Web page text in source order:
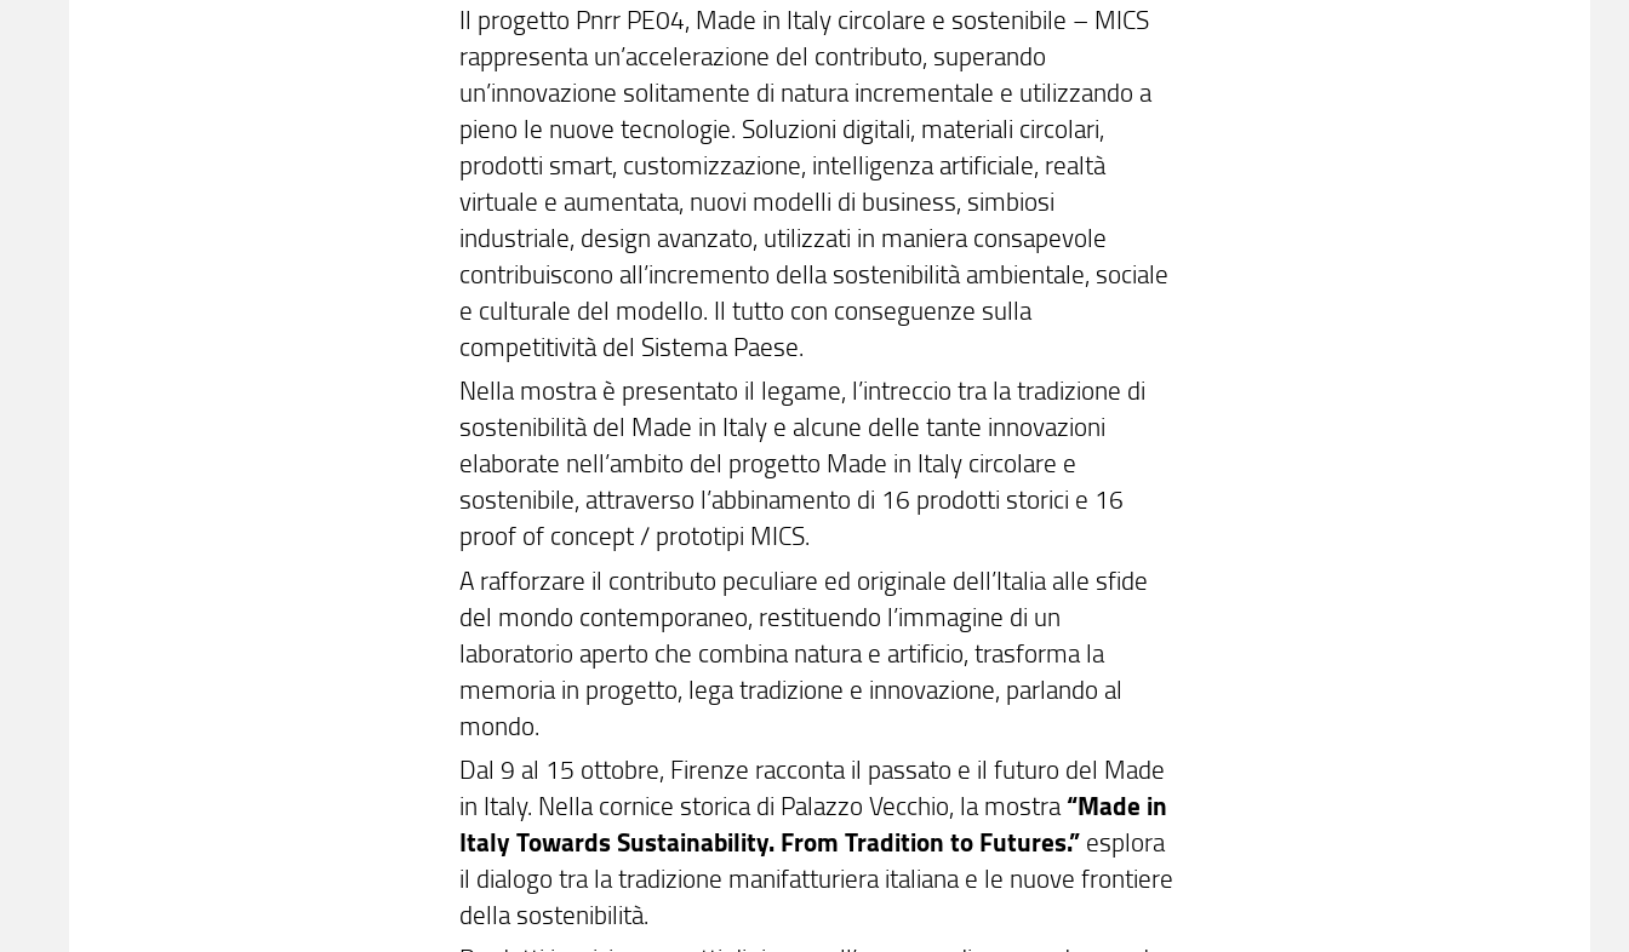
Il progetto Pnrr PE04, Made in Italy circolare e sostenibile – MICS
rappresenta un’accelerazione del contributo, superando
un’innovazione solitamente di natura incrementale e utilizzando a
pieno le nuove tecnologie. Soluzioni digitali, materiali circolari,
prodotti smart, customizzazione, intelligenza artificiale, realtà
virtuale e aumentata, nuovi modelli di business, simbiosi
industriale, design avanzato, utilizzati in maniera consapevole
contribuiscono all’incremento della sostenibilità ambientale, sociale
e culturale del modello. Il tutto con conseguenze sulla
competitività del Sistema Paese.
Nella mostra è presentato il legame, l’intreccio tra la tradizione di
sostenibilità del Made in Italy e alcune delle tante innovazioni
elaborate nell’ambito del progetto Made in Italy circolare e
sostenibile, attraverso l’abbinamento di 16 prodotti storici e 16
proof of concept / prototipi MICS.
A rafforzare il contributo peculiare ed originale dell’Italia alle sfide
del mondo contemporaneo, restituendo l’immagine di un
laboratorio aperto che combina natura e artificio, trasforma la
memoria in progetto, lega tradizione e innovazione, parlando al
mondo.
Dal 9 al 15 ottobre, Firenze racconta il passato e il futuro del Made
in Italy. Nella cornice storica di Palazzo Vecchio, la mostra“Made in
Italy Towards Sustainability. From Tradition to Futures.” esplora
il dialogo tra la tradizione manifatturiera italiana e le nuove frontiere
della sostenibilità.